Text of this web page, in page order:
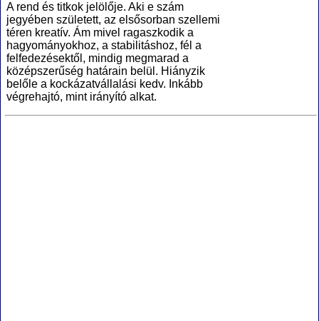
A rend és titkok jelölője. Aki e szám
jegyében született, az elsősorban szellemi
téren kreatív. Ám mivel ragaszkodik a
hagyományokhoz, a stabilitáshoz, fél a
felfedezésektől, mindig megmarad a
középszerűség határain belül. Hiányzik
belőle a kockázatvállalási kedv. Inkább
végrehajtó, mint irányító alkat.